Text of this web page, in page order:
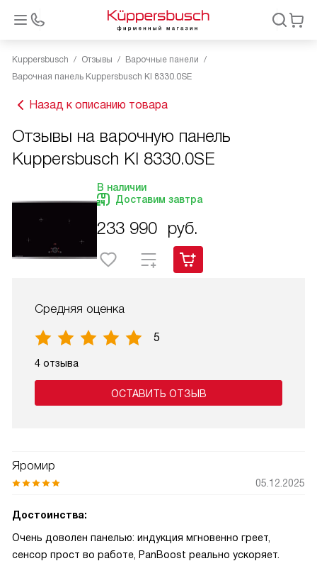
Kuppersbusch Отзывы
Варочные панели
Варочная панель Kuppersbusch KI 8330.0SE
Назад к описанию товара
Отзывы на варочную панель
Kuppersbusch KI 8330.0SE
В наличии
Доставим завтра
233 990 руб.
Средняя оценка
5
4 отзыва
ОСТАВИТЬ ОТЗЫВ
Яромир
05.12.2025
Достоинства:
Очень доволен панелью: индукция мгновенно греет,
сенсор прост во работе, PanBoost реально ускоряет.